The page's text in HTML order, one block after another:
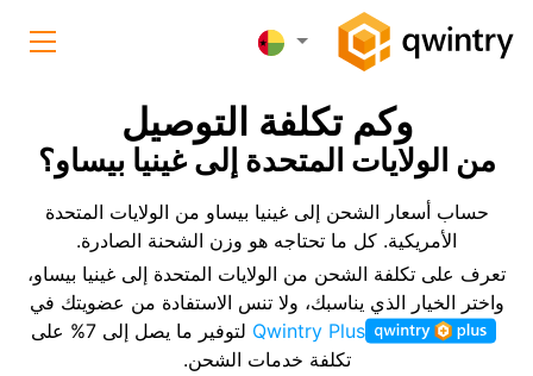
وكم تكلفة التوصيل
من الولايات المتحدة إلى غينيا بيساو؟
حساب أسعار الشحن إلى غينيا بيساو من الولايات المتحدة
الأمريكية. كل ما تحتاجه هو وزن الشحنة الصادرة.
تعرف على تكلفة الشحن من الولايات المتحدة إلى غينيا بيساو،
واختر الخيار الذي يناسبك، ولا تنس الاستفادة من عضويتك في
Qwintry Plus
لتوفير ما يصل إلى 7% على
تكلفة خدمات الشحن.